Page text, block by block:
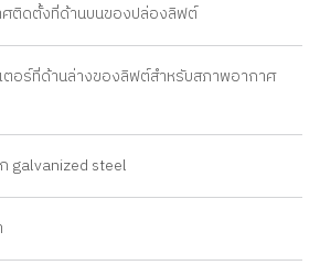
ติดตั้งที่ด้านบนของปล่องลิฟต์
อร์ที่ด้านล่างของลิฟต์สําหรับสภาพอากาศ
galvanized steel